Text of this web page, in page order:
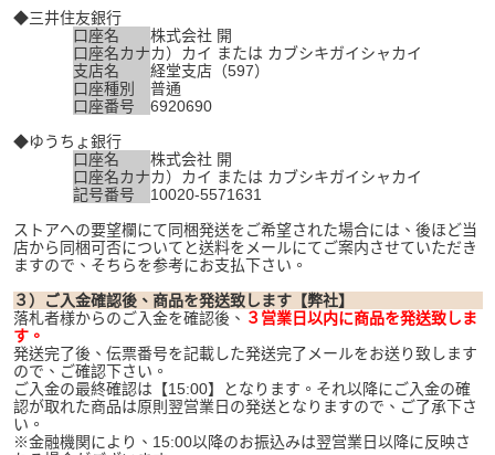
◆三井住友銀行
口座名
株式会社 開
口座名カナカ）カイ または カブシキガイシャカイ
支店名
経堂支店（597）
口座種別
普通
口座番号
6920690
◆ゆうちょ銀行
口座名
株式会社 開
口座名カナカ）カイ または カブシキガイシャカイ
記号番号
10020-5571631
ストアへの要望欄にて同梱発送をご希望された場合には、後ほど当
店から同梱可否についてと送料をメールにてご案内させていただき
ますので、そちらを参考にお支払下さい。
３）ご入金確認後、商品を発送致します【弊社】
落札者様からのご入金を確認後、 ３営業日以内に商品を発送致しま
す。
発送完了後、伝票番号を記載した発送完了メールをお送り致します
ので、ご確認下さい。
ご入金の最終確認は【15:00】となります。それ以降にご入金の確
認が取れた商品は原則翌営業日の発送となりますので、ご了承下さ
い。
※金融機関により、15:00以降のお振込みは翌営業日以降に反映さ